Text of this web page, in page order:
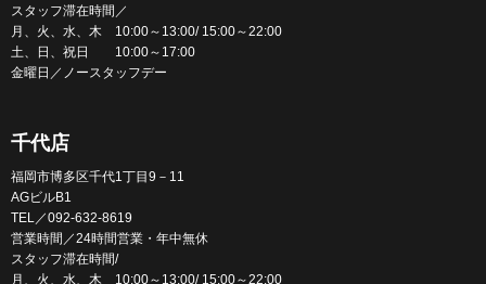
スタッフ滞在時間／
月、火、水、木 10:00～13:00/ 15:00～22:00
土、日、祝日 10:00～17:00
金曜日／ノースタッフデー
千代店
福岡市博多区千代1丁目9－11
AGビルB1
TEL／092-632-8619
営業時間／24時間営業・年中無休
スタッフ滞在時間/
月、火、水、木 10:00～13:00/ 15:00～22:00